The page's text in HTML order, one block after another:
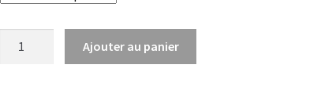
€20,58
Ajouter au panier